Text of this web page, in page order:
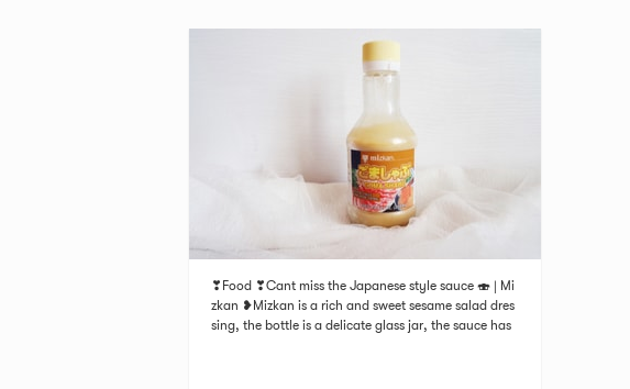
❣Food ❣Cant miss the Japanese style sauce 🍣 | Mi
zkan ❥Mizkan is a rich and sweet sesame salad dres
sing, the bottle is a delicate glass jar, the sauce has